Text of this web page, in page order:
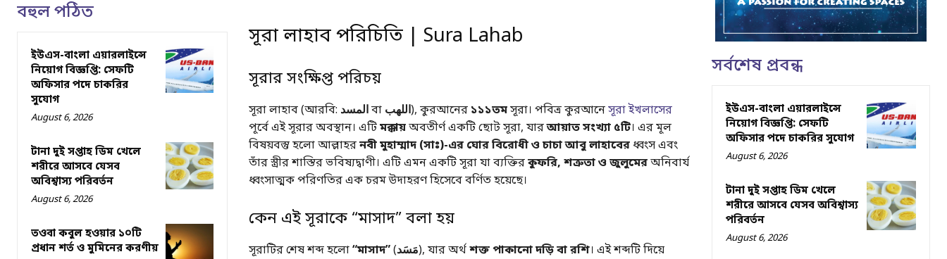
বহুল পঠিত
ইউএস-বাংলা এয়ারলাইন্সে
নিয়োগ বিজ্ঞপ্তি: সেফটি
অফিসার পদে চাকরির
সুযোগ
August 6, 2026
টানা দুই সপ্তাহ ডিম খেলে
শরীরে আসবে যেসব
অবিশ্বাস্য পরিবর্তন
August 6, 2026
তওবা কবুল হওয়ার ১০টি
প্রধান শর্ত ও মুমিনের করণীয়
সূরা লাহাব পরিচিতি | Sura Lahab
সূরার সংক্ষিপ্ত পরিচয়
সূরা লাহাব (আরবি: المسدবা اللهب), কুরআনের ১১১তমসূরা। পবিত্র কুরআনেসূরা ইখলাসের
পূর্বে এই সূরার অবস্থান। এটিমক্কায়অবতীর্ণ একটি ছোট সূরা, যারআয়াত সংখ্যা ৫টি। এর মূল
বিষয়বস্তু হলো আল্লাহরনবী মুহাম্মাদ (সাঃ)-এর ঘোর বিরোধী ও চাচা আবু লাহাবেরধ্বংস এবং
তাঁর স্ত্রীর শাস্তির ভবিষ্যদ্বাণী। এটি এমন একটি সূরা যা ব্যক্তিরকুফরি, শত্রুতা ও জুলুমেরঅনিবার্য
ধ্বংসাত্মক পরিণতির এক চরম উদাহরণ হিসেবে বর্ণিত হয়েছে।
কেন এই সূরাকে “মাসাদ” বলা হয়
সূরাটির শেষ শব্দ হলো“মাসাদ”(مَسَد), যার অর্থশক্ত পাকানো দড়ি বা রশি। এই শব্দটি দিয়ে
সর্বশেষ প্রবন্ধ
ইউএস-বাংলা এয়ারলাইন্সে
নিয়োগ বিজ্ঞপ্তি: সেফটি
অফিসার পদে চাকরির সুযোগ
August 6, 2026
টানা দুই সপ্তাহ ডিম খেলে
শরীরে আসবে যেসব অবিশ্বাস্য
পরিবর্তন
August 6, 2026